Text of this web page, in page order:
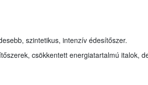
közelítőleg 300–500-szor édesebb, szintetikus, intenzív édesítőszer.